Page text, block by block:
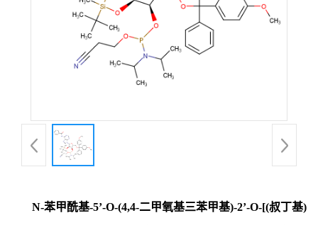
N-苯甲酰基-5’-O-(4,4-二甲氧基三苯甲基)-2’-O-[(叔丁基)